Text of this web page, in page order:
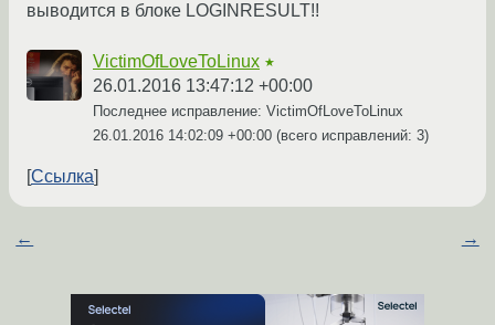
выводится в блоке LOGINRESULT!!
VictimOfLoveToLinux ★
26.01.2016 13:47:12 +00:00
Последнее исправление: VictimOfLoveToLinux
26.01.2016 14:02:09 +00:00 (всего исправлений: 3)
Ссылка
← →